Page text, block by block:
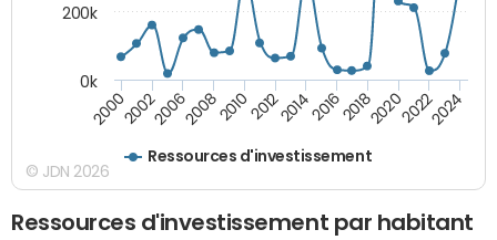
Ressources d'investissement
200020022006200820102012201420162018202020222024
0k
200k
© JDN 2026
Ressources d'investissement par habitant